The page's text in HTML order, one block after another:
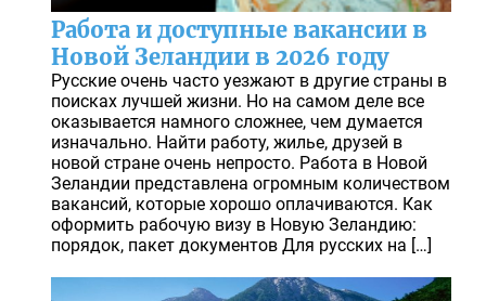
Работа и доступные вакансии в
Новой Зеландии в 2026 году
Русские очень часто уезжают в другие страны в
поисках лучшей жизни. Но на самом деле все
оказывается намного сложнее, чем думается
изначально. Найти работу, жилье, друзей в
новой стране очень непросто. Работа в Новой
Зеландии представлена огромным количеством
вакансий, которые хорошо оплачиваются. Как
оформить рабочую визу в Новую Зеландию:
порядок, пакет документов Для русских на […]